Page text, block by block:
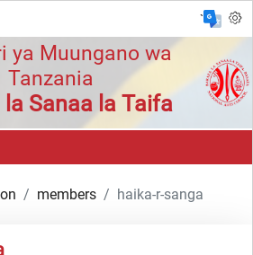
`
ya Muungano wa
Tanzania
la Sanaa la Taifa
members haika-r-sanga